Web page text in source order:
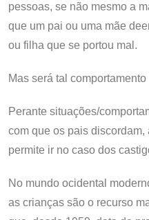
pessoas, se não mesmo a
que um pai ou uma mãe
ou filha que se portou mal.
Mas será tal
Perante situações/
com que os pais
permite ir no caso dos
No mundo ocidental
as crianças são o recurso